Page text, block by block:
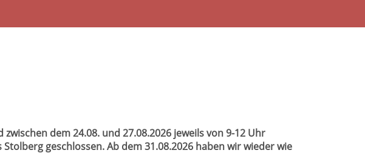
dem 24.08. und 27.08.2026 jeweils von 9-12 Uhr
geschlossen. Ab dem 31.08.2026 haben wir wieder wie